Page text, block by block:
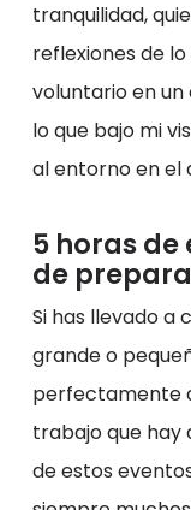
tranquilidad,
reflexiones de
voluntario en
lo que bajo mi
al entorno en el
5 horas de
de
Si has llevado a
grande o
perfectamente
trabajo que hay
de estos